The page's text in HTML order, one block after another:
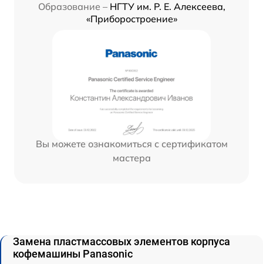
Образование – НГТУ им. Р. Е. Алексеева,
«Приборостроение»
Вы можете ознакомиться с сертификатом
мастера
Замена пластмассовых элементов корпуса
кофемашины Panasonic